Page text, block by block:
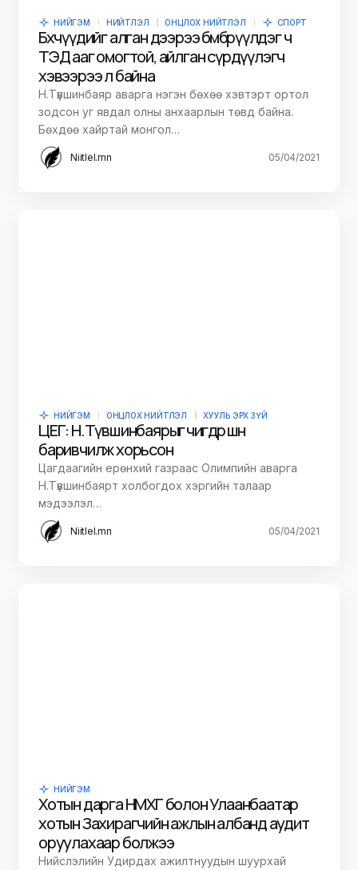
НИЙГЭМ НИЙТЛЭЛ ОНЦЛОХ НИЙТЛЭЛ СПОРТ
Бөхчүүдийг алган дээрээ бөмбөрүүлдэг ч
ТЭД ааг омогтой, айлган сүрдүүлэгч
хэвээрээ л байна
Н.Түвшинбаяр аварга нэгэн бөхөө хэвтэрт ортол
зодсон уг явдал олны анхаарлын төвд байна.
Бөхдөө хайртай монгол…
Niitlel.mn 05/04/2021
НИЙГЭМ ОНЦЛОХ НИЙТЛЭЛ ХУУЛЬ ЭРХ ЗҮЙ
ЦЕГ: Н.Түвшинбаярыг өчигдөр шөнө
баривчилж хорьсон
Цагдаагийн ерөнхий газраас Олимпийн аварга
Н.Түвшинбаярт холбогдох хэргийн талаар
мэдээлэл…
Niitlel.mn 05/04/2021
НИЙГЭМ
Хотын дарга НМХГ болон Улаанбаатар
хотын Захирагчийн ажлын албанд аудит
оруулахаар болжээ
Нийслэлийн Удирдах ажилтнуудын шуурхай